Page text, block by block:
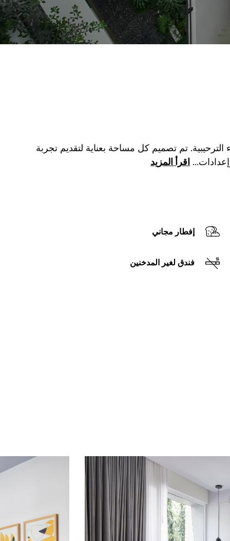
تم تصميم كل مساحة بعناية لتقديم تجربة
... اقرأ المزيد
إفطار مجاني
فندق لغير المدخنين